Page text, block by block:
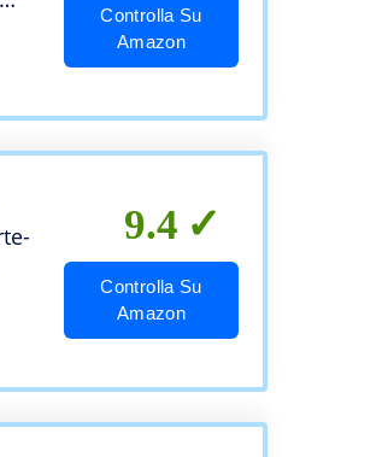
Controlla Su
Amazon
9.4
Controlla Su
Amazon